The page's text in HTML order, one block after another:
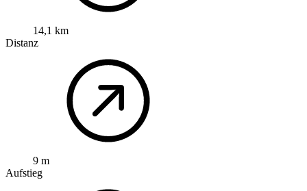
14,1 km
Distanz
9 m
Aufstieg